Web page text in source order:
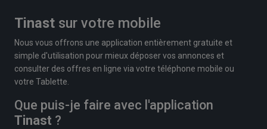
Tinast sur votre mobile
Nous vous offrons une application entièrement gratuite et
simple d'utilisation pour mieux déposer vos annonces et
consulter des offres en ligne via votre téléphone mobile ou
votre Tablette.
Que puis-je faire avec l'application
Tinast ?